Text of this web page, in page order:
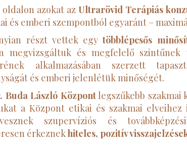
oldalon azokat az Ultrarövid Terápiás
és emberi szempontból egyaránt –
részt vettek egytöbblépcsős
megvizsgáltuk és megfelelő
alkalmazásában szerzett
és emberi jelenlétük minőségét.
Buda László Központlegszűkebb szakmai
a Központ etikai és szakmai elveihez
szupervíziós és
érkeznekhiteles, pozitív